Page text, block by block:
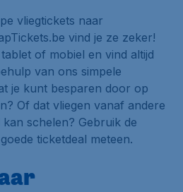
vliegtickets naar
vind je ze zeker!
of mobiel en vind altijd
van ons simpele
je kunt besparen door op
Of dat vliegen vanaf andere
schelen? Gebruik de
ticketdeal meteen.